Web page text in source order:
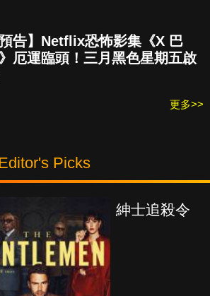
預告】Netflix恐怖影集《X 巴
厄運臨頭！三月黑色星期五啟
更多>>
Picks
紳士追殺令